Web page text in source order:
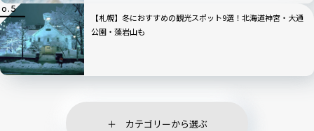
【札幌】冬におすすめの観光スポット9選！北海道神宮・大通
公園・藻岩山も
カテゴリーから選ぶ